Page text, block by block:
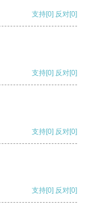
支持[0] 反对[0]
支持[0] 反对[0]
支持[0] 反对[0]
支持[0] 反对[0]